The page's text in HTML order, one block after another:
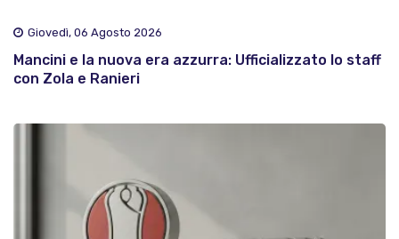
Giovedì, 06 Agosto 2026
Mancini e la nuova era azzurra: Ufficializzato lo staff
con Zola e Ranieri